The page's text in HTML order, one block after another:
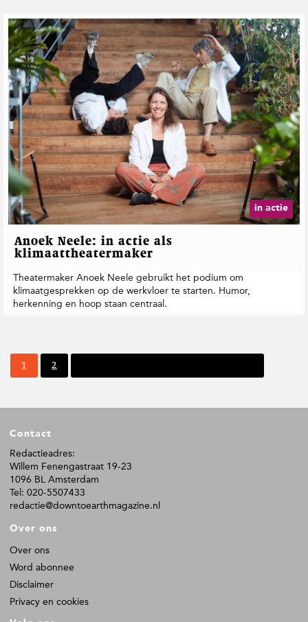
in actie
Anoek Neele: in actie als
klimaattheatermaker
Theatermaker Anoek Neele gebruikt het podium om
klimaatgesprekken op de werkvloer te starten. Humor,
herkenning en hoop staan centraal.
P
a
a
1
P
a
2
oContact
Redactieadres:
Willem Fenengastraat 19-23
1096 BL Amsterdam
Tel: 020-5507433
redactie@downtoearthmagazine.nl
Over ons
Over ons
Word abonnee
Disclaimer
Privacy en cookies